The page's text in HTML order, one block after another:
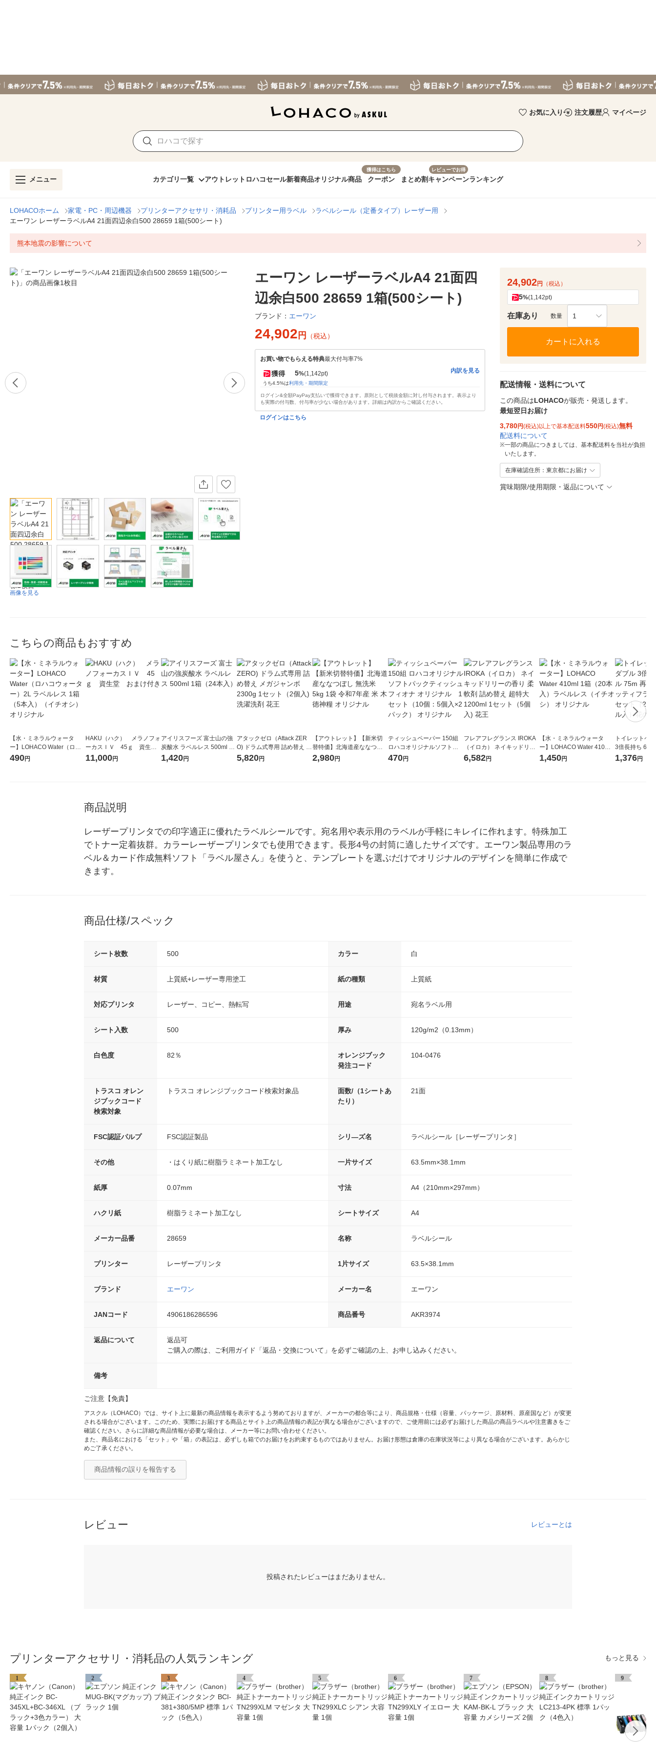
お気に入り 注文履歴 マイページ
メニュー カテゴリ一覧 アウトレット ロハコセール新着商品オリジナル商品
獲得はこちら
クーポン まとめ割
レビューでお得
キャンペーンランキング
LOHACOホーム 家電・PC・周辺機器 プリンターアクセサリ・消耗品 プリンター用ラベル
ラベルシール（定番タイプ）レーザー用
エーワン レーザーラベルA4 21面四辺余白500 28659 1箱(500シート)
熊本地震の影響について
画像を見る
エーワン レーザーラベルA4 21面四
辺余白500 28659 1箱(500シート)
ブランド： エーワン
24,902 円 （税込）
お買い物でもらえる特典最大付与率7%
獲得 5%(1,142pt)
うち4.5%は利用先・期間限定
内訳を見る
ログイン&全額PayPay支払いで獲得できます。原則として税抜金額に対し付与されます。表示より
も実際の付与数、付与率が少ない場合があります。詳細は内訳からご確認ください。
ログインはこちら
24,902円 （税込）
5%(1,142pt)
在庫あり 数量 1
カートに入れる
配送情報・送料について
この商品はLOHACOが販売・発送します。
最短翌日お届け
3,780円(税込)以上で基本配送料550円(税込)無料
配送料について
※一部の商品につきましては、基本配送料を当社が負担
いたします。
在庫確認住所：東京都にお届け
賞味期限/使用期限・返品について
こちらの商品もおすすめ
【水・ミネラルウォータ
ー】LOHACO Water（ロハ
コウォーター）2L ラベルレ
490円
HAKU（ハク） メラノフォ
ーカスＩＶ 45ｇ 資生
堂 おまけ付き
11,000円
アイリスフーズ 富士山の強
炭酸水 ラベルレス 500ml 1
箱（24本入）
1,420円
アタックゼロ（Attack ZER
O) ドラム式専用 詰め替え メ
ガジャンボ 2300g 1セット
（2個入) 洗濯洗剤 花王
5,820円
【アウトレット】【新米切
替特価】北海道産ななつぼ
し 無洗米 5kg 1袋 令和7年産
米 木徳神糧 オリジナル
2,980円
ティッシュペーパー 150組
ロハコオリジナルソフトパ
ックティッシュ フィオナ オ
470円
フレアフレグランス IROKA
（イロカ） ネイキッドリリ
ーの香り 柔軟剤 詰め替え 超
特大 1200ml 1セット（5個
6,582円
【水・ミネラルウォータ
ー】LOHACO Water 410ml
1箱（20本入）ラベルレス
（イチオシ） オリジナル
1,450円
トイレットペ
3倍長持ち 6ロール
紙配合 スコッ
パック 1セッ
1,376円
商品説明
レーザープリンタでの印字適正に優れたラベルシールです。宛名用や表示用のラベルが手軽にキレイに作れます。特殊加工
でトナー定着抜群。カラーレーザープリンタでも使用できます。長形4号の封筒に適したサイズです。エーワン製品専用のラ
ベル＆カード作成無料ソフト「ラベル屋さん」を使うと、テンプレートを選ぶだけでオリジナルのデザインを簡単に作成で
きます。
商品仕様/スペック
シート枚数 500 カラー 白
材質 上質紙+レーザー専用塗工 紙の種類 上質紙
対応プリンタ レーザー、コピー、熱転写 用途 宛名ラベル用
シート入数 500 厚み 120g/m2（0.13mm）
白色度 82％
オレンジブック
発注コード
104-0476
トラスコ オレン
ジブックコード
検索対象
トラスコ オレンジブックコード検索対象品
面数/（1シートあ
たり）
21面
FSC認証パルプ FSC認証製品 シリ―ズ名 ラベルシール［レーザープリンタ］
その他 ・はくり紙に樹脂ラミネート加工なし 一片サイズ 63.5mm×38.1mm
紙厚 0.07mm 寸法 A4（210mm×297mm）
ハクリ紙 樹脂ラミネート加工なし シートサイズ A4
メーカー品番 28659 名称 ラベルシール
プリンター レーザープリンタ 1片サイズ 63.5×38.1mm
ブランド エーワン メーカー名 エーワン
JANコード 4906186286596 商品番号 AKR3974
返品について
返品可
ご購入の際は、ご利用ガイド「返品・交換について」を必ずご確認の上、お申し込みください。
備考
ご注意【免責】
アスクル（LOHACO）では、サイト上に最新の商品情報を表示するよう努めておりますが、メーカーの都合等により、商品規格・仕様（容量、パッケージ、原材料、原産国など）が変更
される場合がございます。このため、実際にお届けする商品とサイト上の商品情報の表記が異なる場合がございますので、ご使用前には必ずお届けした商品の商品ラベルや注意書きをご
確認ください。さらに詳細な商品情報が必要な場合は、メーカー等にお問い合わせください。
また、商品名における「セット」や「箱」の表記は、必ずしも箱でのお届けをお約束するものではありません。お届け形態は倉庫の在庫状況等により異なる場合がございます。あらかじ
めご了承ください。
商品情報の誤りを報告する
レビュー レビューとは
投稿されたレビューはまだありません。
プリンターアクセサリ・消耗品の人気ランキング もっと見る
1 2 3 4 5 6 7 8 9